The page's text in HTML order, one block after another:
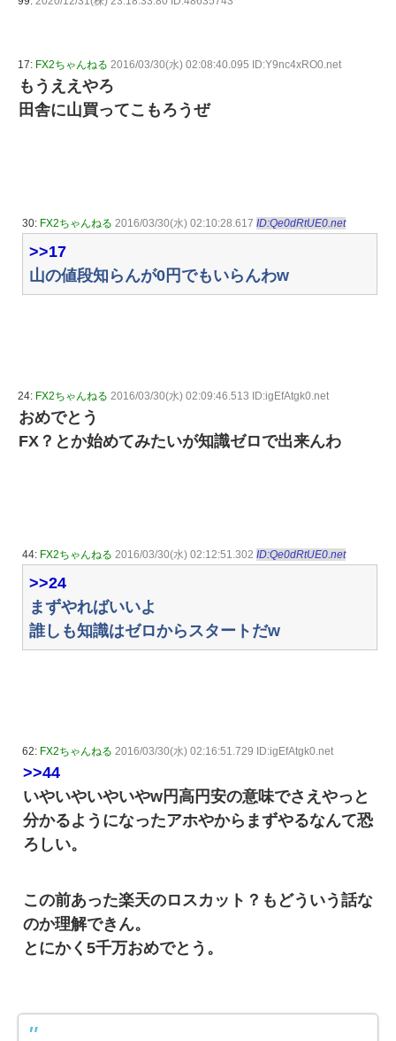
17: FX2ちゃんねる 2016/03/30(水) 02:08:40.095 ID:Y9nc4xRO0.net
もうええやろ
田舎に山買ってこもろうぜ
30: FX2ちゃんねる 2016/03/30(水) 02:10:28.617 ID:Qe0dRtUE0.net
>>17
山の値段知らんが0円でもいらんわw
24: FX2ちゃんねる 2016/03/30(水) 02:09:46.513 ID:igEfAtgk0.net
おめでとう
FX？とか始めてみたいが知識ゼロで出来んわ
44: FX2ちゃんねる 2016/03/30(水) 02:12:51.302 ID:Qe0dRtUE0.net
>>24
まずやればいいよ
誰しも知識はゼロからスタートだw
62: FX2ちゃんねる 2016/03/30(水) 02:16:51.729 ID:igEfAtgk0.net
>>44
いやいやいやいやw円高円安の意味でさえやっと
分かるようになったアホやからまずやるなんて恐
ろしい。
この前あった楽天のロスカット？もどういう話な
のか理解できん。
とにかく5千万おめでとう。